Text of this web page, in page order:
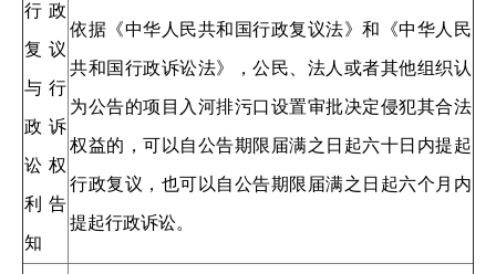
行政
复议
与行
政诉
讼权
利告
知
依据《中华人民共和国行政复议法》和《中华人民
共和国行政诉讼法》，公民、法人或者其他组织认
为公告的项目入河排污口设置审批决定侵犯其合法
权益的，可以自公告期限届满之日起六十日内提起
行政复议，也可以自公告期限届满之日起六个月内
提起行政诉讼。